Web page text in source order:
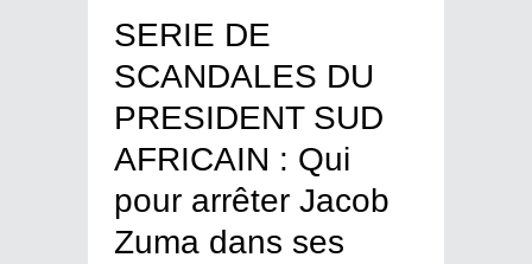
SERIE DE
SCANDALES DU
PRESIDENT SUD
AFRICAIN : Qui
pour arrêter Jacob
Zuma dans ses